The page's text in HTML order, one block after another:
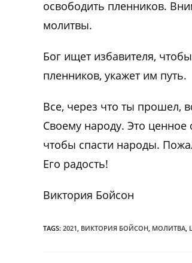
освободить пленников.
молитвы.
Бог ищет избавителя,
пленников, укажет им путь.
Все, через что ты прошел,
Своему народу. Это ценное
чтобы спасти народы.
Его радость!
Виктория Бойсон
TAGS: 2021 ВИКТОРИЯ БОЙСОН МОЛИТВА